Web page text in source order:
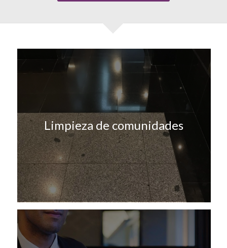
Limpieza de comunidades